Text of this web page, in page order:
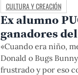
CULTURA Y CREACIÓN
Ex alumno
ganadores
«Cuando era niño,
Donald o Bugs
frustrado y por eso